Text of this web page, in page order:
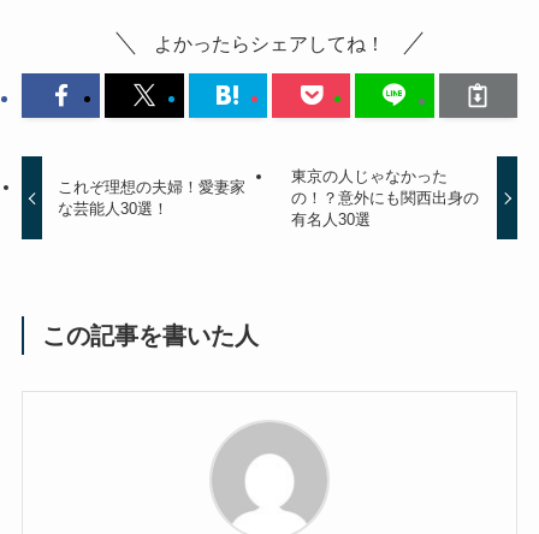
よかったらシェアしてね！
これぞ理想の夫婦！愛妻家
な芸能人30選！
東京の人じゃなかった
の！？意外にも関西出身の
有名人30選
この記事を書いた人